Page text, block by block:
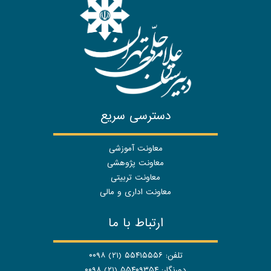
دسترسی سریع
معاونت آموزشی
معاونت پژوهشی
معاونت تربیتی
معاونت اداری و مالی
ارتباط با ما
تلفن: ۵۵۴۱۵۵۵۶ (۲۱) ۰۰۹۸